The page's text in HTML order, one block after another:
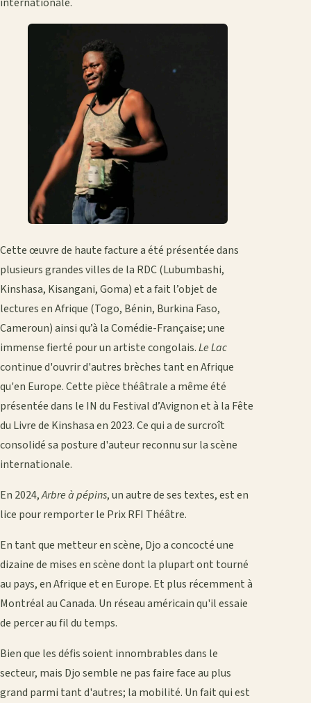
Cette œuvre de haute facture a été présentée dans
plusieurs grandes villes de la RDC (Lubumbashi,
Kinshasa, Kisangani, Goma) et a fait l’objet de
lectures en Afrique (Togo, Bénin, Burkina Faso,
Cameroun) ainsi qu’à la Comédie-Française; une
immense fierté pour un artiste congolais.Le Lac
continue d'ouvrir d'autres brèches tant en Afrique
qu'en Europe. Cette pièce théâtrale a même été
présentée dans le IN du Festival d’Avignon et à la Fête
du Livre de Kinshasa en 2023. Ce qui a de surcroît
consolidé sa posture d'auteur reconnu sur la scène
internationale.
En 2024,Arbre à pépins, un autre de ses textes, est en
lice pour remporter le Prix RFI Théâtre.
En tant que metteur en scène, Djo a concocté une
dizaine de mises en scène dont la plupart ont tourné
au pays, en Afrique et en Europe. Et plus récemment à
Montréal au Canada. Un réseau américain qu'il essaie
de percer au fil du temps.
Bien que les défis soient innombrables dans le
secteur, mais Djo semble ne pas faire face au plus
grand parmi tant d'autres; la mobilité. Un fait qui est